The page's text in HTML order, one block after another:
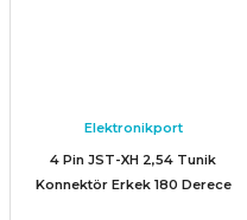
Elektronikport
4 Pin JST-XH 2,54 Tunik
Konnektör Erkek 180 Derece